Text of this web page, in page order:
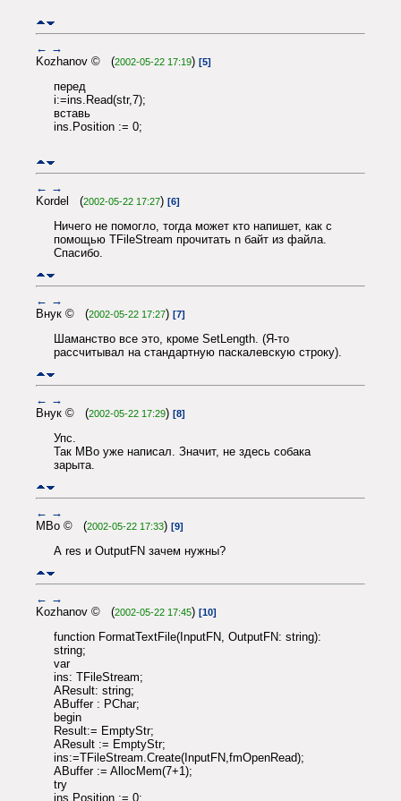
← →
Kozhanov © (2002-05-22 17:19) [5]
перед
i:=ins.Read(str,7);
вставь
ins.Position := 0;
← →
Kordel (2002-05-22 17:27) [6]
Ничего не помогло, тогда может кто напишет, как с
помощью TFileStream прочитать n байт из файла.
Спасибо.
← →
Внук © (2002-05-22 17:27) [7]
Шаманство все это, кроме SetLength. (Я-то
рассчитывал на стандартную паскалевскую строку).
← →
Внук © (2002-05-22 17:29) [8]
Упс.
Так MBo уже написал. Значит, не здесь собака
зарыта.
← →
MBo © (2002-05-22 17:33) [9]
А res и OutputFN зачем нужны?
← →
Kozhanov © (2002-05-22 17:45) [10]
function FormatTextFile(InputFN, OutputFN: string):
string;
var
ins: TFileStream;
AResult: string;
ABuffer : PChar;
begin
Result:= EmptyStr;
AResult := EmptyStr;
ins:=TFileStream.Create(InputFN,fmOpenRead);
ABuffer := AllocMem(7+1);
try
ins.Position := 0;